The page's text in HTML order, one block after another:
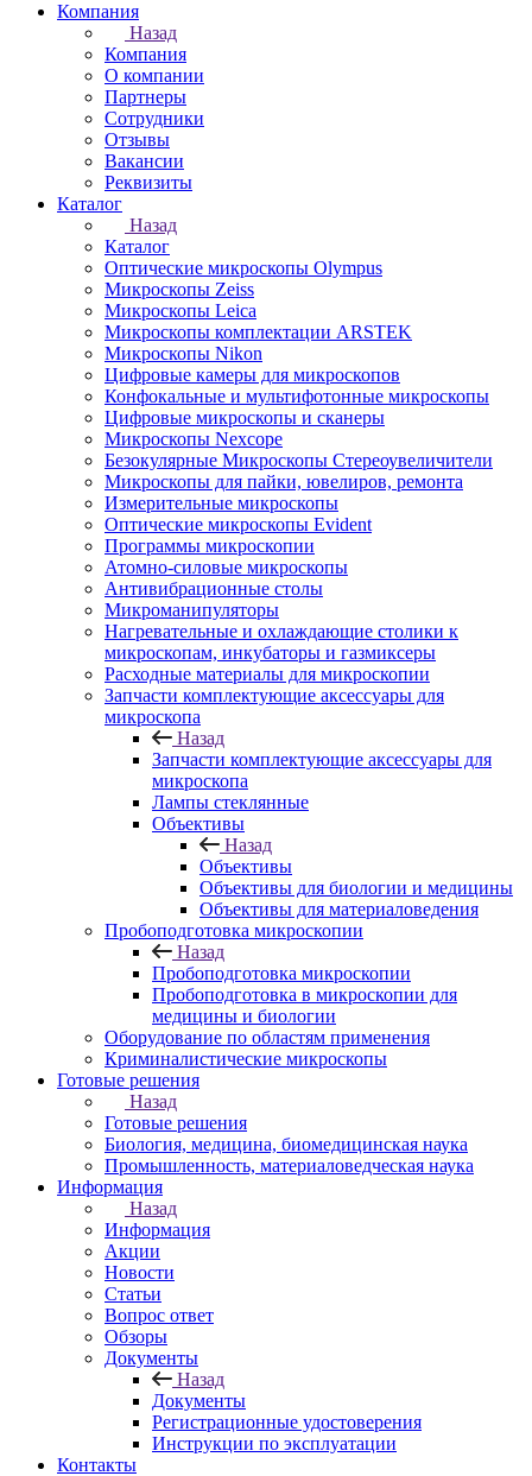
Компания
Назад
Компания
О компании
Партнеры
Сотрудники
Отзывы
Вакансии
Реквизиты
Каталог
Назад
Каталог
Оптические микроскопы Olympus
Микроскопы Zeiss
Микроскопы Leica
Микроскопы комплектации ARSTEK
Микроскопы Nikon
Цифровые камеры для микроскопов
Конфокальные и мультифотонные микроскопы
Цифровые микроскопы и сканеры
Микроскопы Nexcope
Безокулярные Микроскопы Стереоувеличители
Микроскопы для пайки, ювелиров, ремонта
Измерительные микроскопы
Оптические микроскопы Evident
Программы микроскопии
Атомно-силовые микроскопы
Антивибрационные столы
Микроманипуляторы
Нагревательные и охлаждающие столики к
микроскопам, инкубаторы и газмиксеры
Расходные материалы для микроскопии
Запчасти комплектующие аксессуары для
микроскопа
Назад
Запчасти комплектующие аксессуары для
микроскопа
Лампы стеклянные
Объективы
Назад
Объективы
Объективы для биологии и медицины
Объективы для материаловедения
Пробоподготовка микроскопии
Назад
Пробоподготовка микроскопии
Пробоподготовка в микроскопии для
медицины и биологии
Оборудование по областям применения
Криминалистические микроскопы
Готовые решения
Назад
Готовые решения
Биология, медицина, биомедицинская наука
Промышленность, материаловедческая наука
Информация
Назад
Информация
Акции
Новости
Статьи
Вопрос ответ
Обзоры
Документы
Назад
Документы
Регистрационные удостоверения
Инструкции по эксплуатации
Контакты